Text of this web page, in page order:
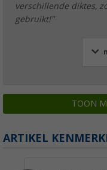
verschillende diktes,
gebruikt!"
TOON
ARTIKEL